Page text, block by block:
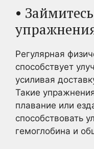
•
Регулярная
способствует
усиливая
Такие
плавание или
способствовать
гемоглобина и